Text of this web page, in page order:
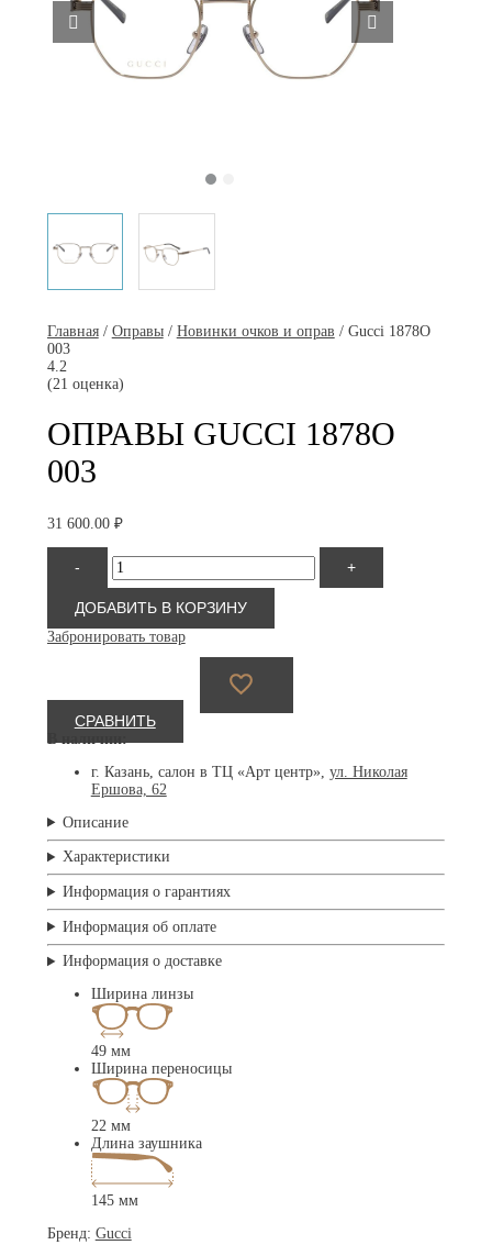
Главная/ Оправы/ Новинки очков и оправ / Gucci 1878O
003
4.2
(21 оценка)
ОПРАВЫ GUCCI 1878O
003
31 600.00 ₽
-
Количество
товара
Gucci
1878O
003
+
ДОБАВИТЬ В КОРЗИНУ
Забронировать товар
СРАВНИТЬ
В наличии:
г. Казань, салон в ТЦ «Арт центр», ул. Николая
Ершова, 62
Описание
Характеристики
Информация о гарантиях
Информация об оплате
Информация о доставке
Ширина линзы
49 мм
Ширина переносицы
22 мм
Длина заушника
145 мм
Бренд: Gucci